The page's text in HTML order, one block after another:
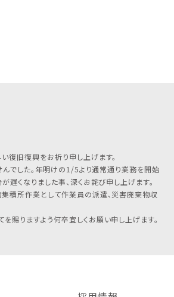
復旧復興をお祈り申し上げます。
でした。年明けの1/5より通常通り業務を開始
くなりました事、深くお詫び申し上げます。
積所作業として作業員の派遣、災害廃棄物収
りますよう何卒宜しくお願い申し上げます。